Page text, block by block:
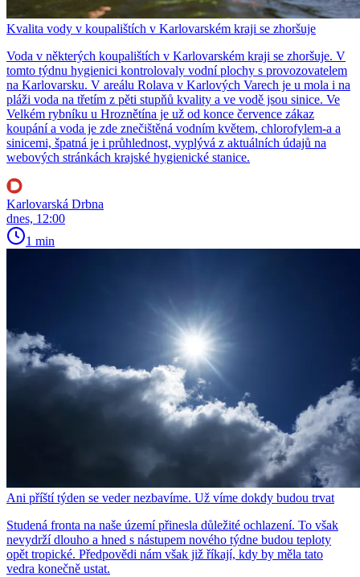
Kvalita vody v koupalištích v Karlovarském kraji se zhoršuje
Voda v některých koupalištích v Karlovarském kraji se zhoršuje. V
tomto týdnu hygienici kontrolovaly vodní plochy s provozovatelem
na Karlovarsku. V areálu Rolava v Karlových Varech je u mola i na
pláži voda na třetím z pěti stupňů kvality a ve vodě jsou sinice. Ve
Velkém rybníku u Hroznětína je už od konce července zákaz
koupání a voda je zde znečištěná vodním květem, chlorofylem-a a
sinicemi, špatná je i průhlednost, vyplývá z aktuálních údajů na
webových stránkách krajské hygienické stanice.
Karlovarská Drbna
dnes, 12:00
1 min
Ani příští týden se veder nezbavíme. Už víme dokdy budou trvat
Studená fronta na naše území přinesla důležité ochlazení. To však
nevydrží dlouho a hned s nástupem nového týdne budou teploty
opět tropické. Předpovědi nám však již říkají, kdy by měla tato
vedra konečně ustat.